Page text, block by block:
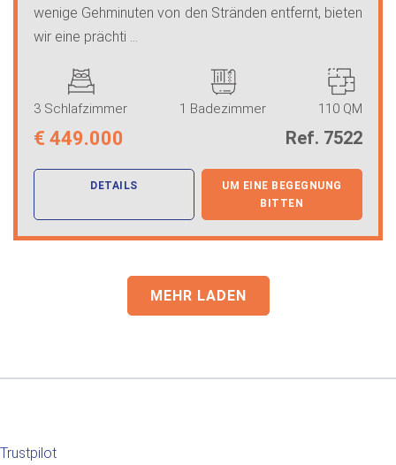
wenige Gehminuten von den Stränden entfernt, bieten
wir eine prächti ...
3 Schlafzimmer 1 Badezimmer 110 QM
€ 449.000 Ref. 7522
DETAILS
UM EINE BEGEGNUNG
BITTEN
MEHR LADEN
Trustpilot